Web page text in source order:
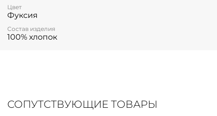
Цвет
Фуксия
Состав изделия
100% хлопок
СОПУТСТВУЮЩИЕ ТОВАРЫ